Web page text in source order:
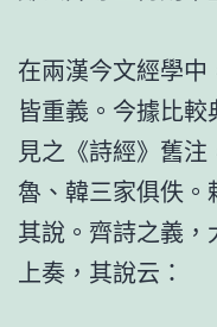
在兩漢今文經學
皆重義。今據比
見之《詩經》舊注
魯、韓三家俱佚
其說。齊詩之義
上奏，其說云：